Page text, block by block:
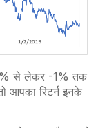
से लेकर -1% तक
आपका रिटर्न इनके